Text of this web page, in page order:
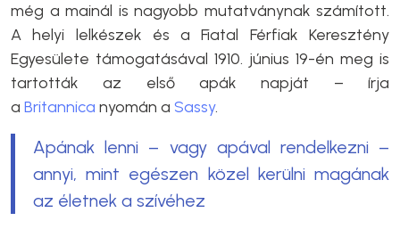
még a mainál is nagyobb mutatványnak számított.
A helyi lelkészek és a Fiatal Férfiak Keresztény
Egyesülete támogatásával 1910. június 19-én meg is
tartották az első apák napját – írja
a Britannica nyomán a Sassy.
Apának lenni – vagy apával rendelkezni –
annyi, mint egészen közel kerülni magának
az életnek a szívéhez